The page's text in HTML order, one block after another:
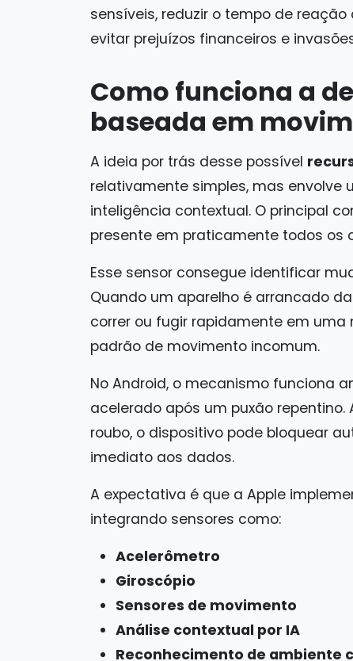
sensíveis, reduzir o tempo de
evitar prejuízos financeiros e
Como funciona a
baseada em
A ideia por trás desse possível
relativamente simples, mas
inteligência contextual. O principal
presente em praticamente todos os
Esse sensor consegue identificar
Quando um aparelho é arrancado
correr ou fugir rapidamente em
padrão de movimento incomum.
No Android, o mecanismo funciona
acelerado após um puxão
roubo, o dispositivo pode bloquear
imediato aos dados.
A expectativa é que a Apple
integrando sensores como:
Acelerômetro
Giroscópio
Sensores de movimento
Análise contextual por IA
Reconhecimento de ambiente